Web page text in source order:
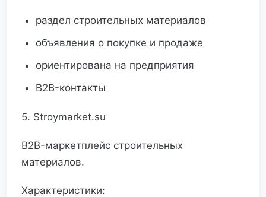
раздел строительных материалов
объявления о покупке и продаже
ориентирована на предприятия
B2B-контакты
5. Stroymarket.su
B2B-маркетплейс строительных
материалов.
Характеристики: